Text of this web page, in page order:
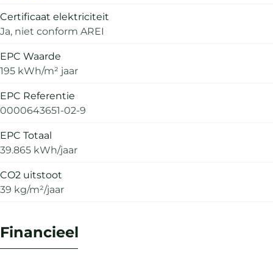
Certificaat elektriciteit
Ja, niet conform AREI
EPC Waarde
195 kWh/m² jaar
EPC Referentie
0000643651-02-9
EPC Totaal
39.865 kWh/jaar
CO2 uitstoot
39 kg/m²/jaar
Financieel